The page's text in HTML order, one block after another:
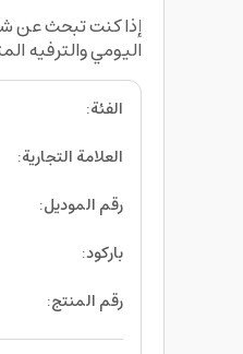
اليومي والترفيه
الفئة:
العلامة التجارية:
رقم الموديل:
باركود:
رقم المنتج: